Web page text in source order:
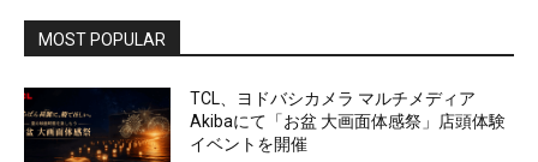
MOST POPULAR
TCL、ヨドバシカメラ マルチメディア
Akibaにて「お盆 大画面体感祭」店頭体験
イベントを開催